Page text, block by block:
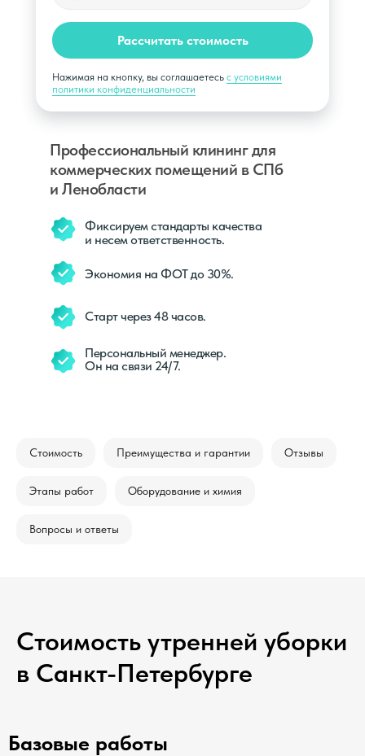
Профессиональный клининг для
коммерческих помещений в СПб
и Ленобласти
Рассчитать стоимость
Нажимая на кнопку, вы соглашаетесь с условиями
политики конфиденциальности
Старт через 48 часов.
Персональный менеджер.
Он на связи 24/7.
Экономия на ФОТ до 30%.
Фиксируем стандарты качества
и несем ответственность.
Стоимость Преимущества и гарантии Отзывы
Этапы работ Оборудование и химия
Вопросы и ответы
Стоимость утренней уборки
в Санкт-Петербурге
Базовые работы